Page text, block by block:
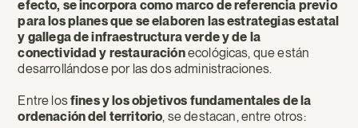
efecto, se incorpora como marco de referencia previo
para los planes que se elaboren las estrategias estatal
y gallega de infraestructura verde y de la
conectividad y restauraciónecológicas, que están
desarrollándose por las dos administraciones.
Entre losfines y los objetivos fundamentales de la
ordenación del territorio, se destacan, entre otros: